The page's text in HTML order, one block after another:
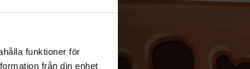
funktioner för
från din enhet